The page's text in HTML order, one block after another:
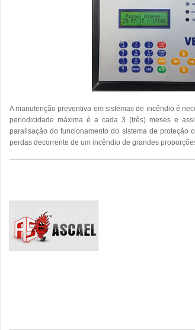
A manutenção preventiva em sistemas de incêndio é
periodicidade máxima é a cada 3 (três) meses e
paralisação do funcionamento do sistema de proteção
perdas decorrente de um incêndio de grandes